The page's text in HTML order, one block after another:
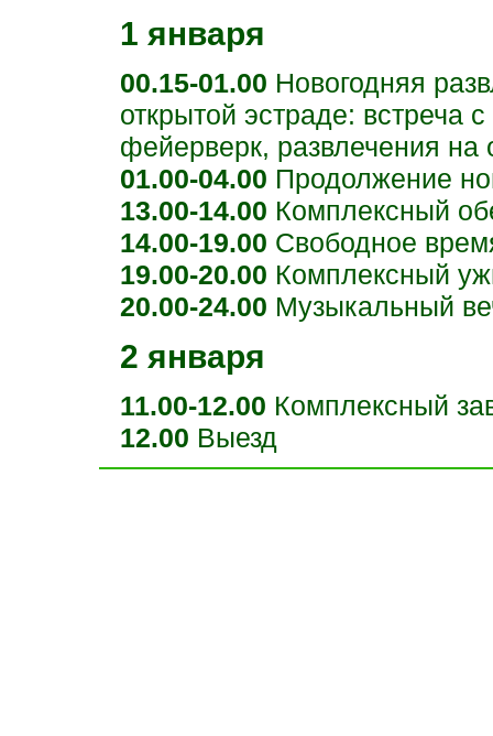
1 января
00.15-01.00 Новогодняя
открытой эстраде: встреча
фейерверк, развлечения на
01.00-04.00 Продолжение
13.00-14.00 Комплексный
14.00-19.00 Свободное
19.00-20.00 Комплексный
20.00-24.00 Музыкальный
2 января
11.00-12.00 Комплексный
12.00 Выезд